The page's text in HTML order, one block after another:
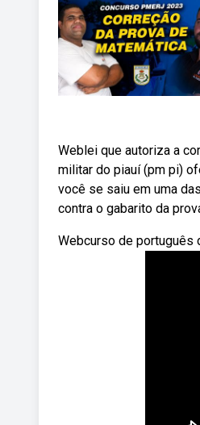
Weblei que autoriza a
militar do piauí (pm pi)
você se saiu em uma
contra o gabarito da
Webcurso de português